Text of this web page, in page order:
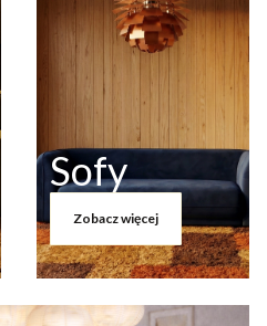
Sofy
Zobacz więcej